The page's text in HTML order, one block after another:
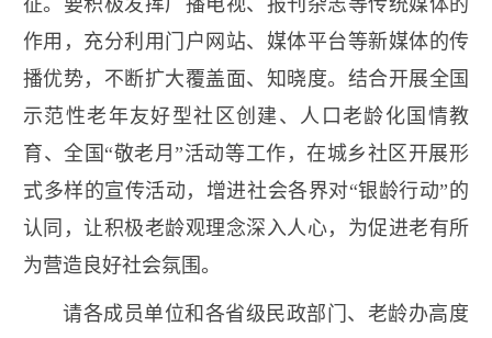
作用，充分利用门户网站、媒体平台等新媒体的传
播优势，不断扩大覆盖面、知晓度。结合开展全国
示范性老年友好型社区创建、人口老龄化国情教
育、全国“敬老月”活动等工作，在城乡社区开展形
式多样的宣传活动，增进社会各界对“银龄行动”的
认同，让积极老龄观理念深入人心，为促进老有所
为营造良好社会氛围。
请各成员单位和各省级民政部门、老龄办高度